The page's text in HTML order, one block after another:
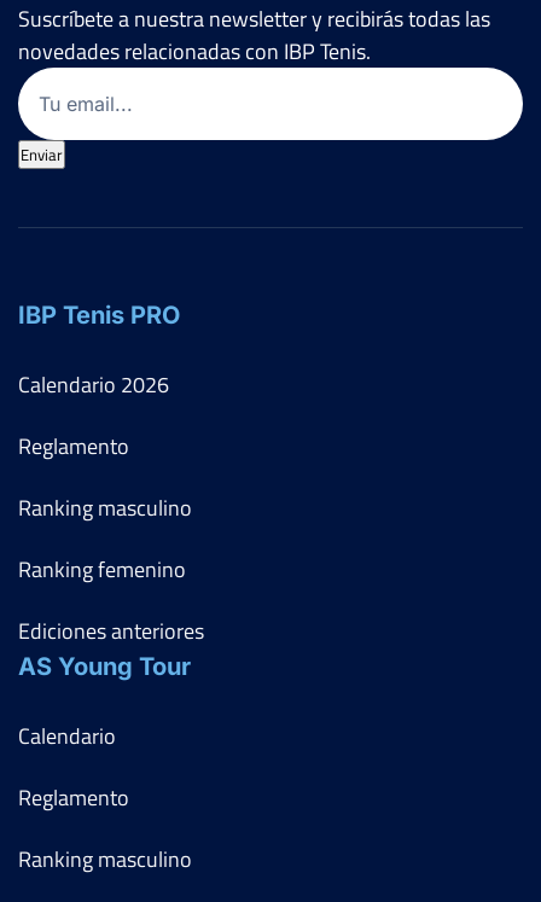
Suscríbete a nuestra newsletter y recibirás todas las
novedades relacionadas con IBP Tenis.
Email
Enviar
IBP Tenis PRO
Calendario 2026
Reglamento
Ranking masculino
Ranking femenino
Ediciones anteriores
AS Young Tour
Calendario
Reglamento
Ranking masculino